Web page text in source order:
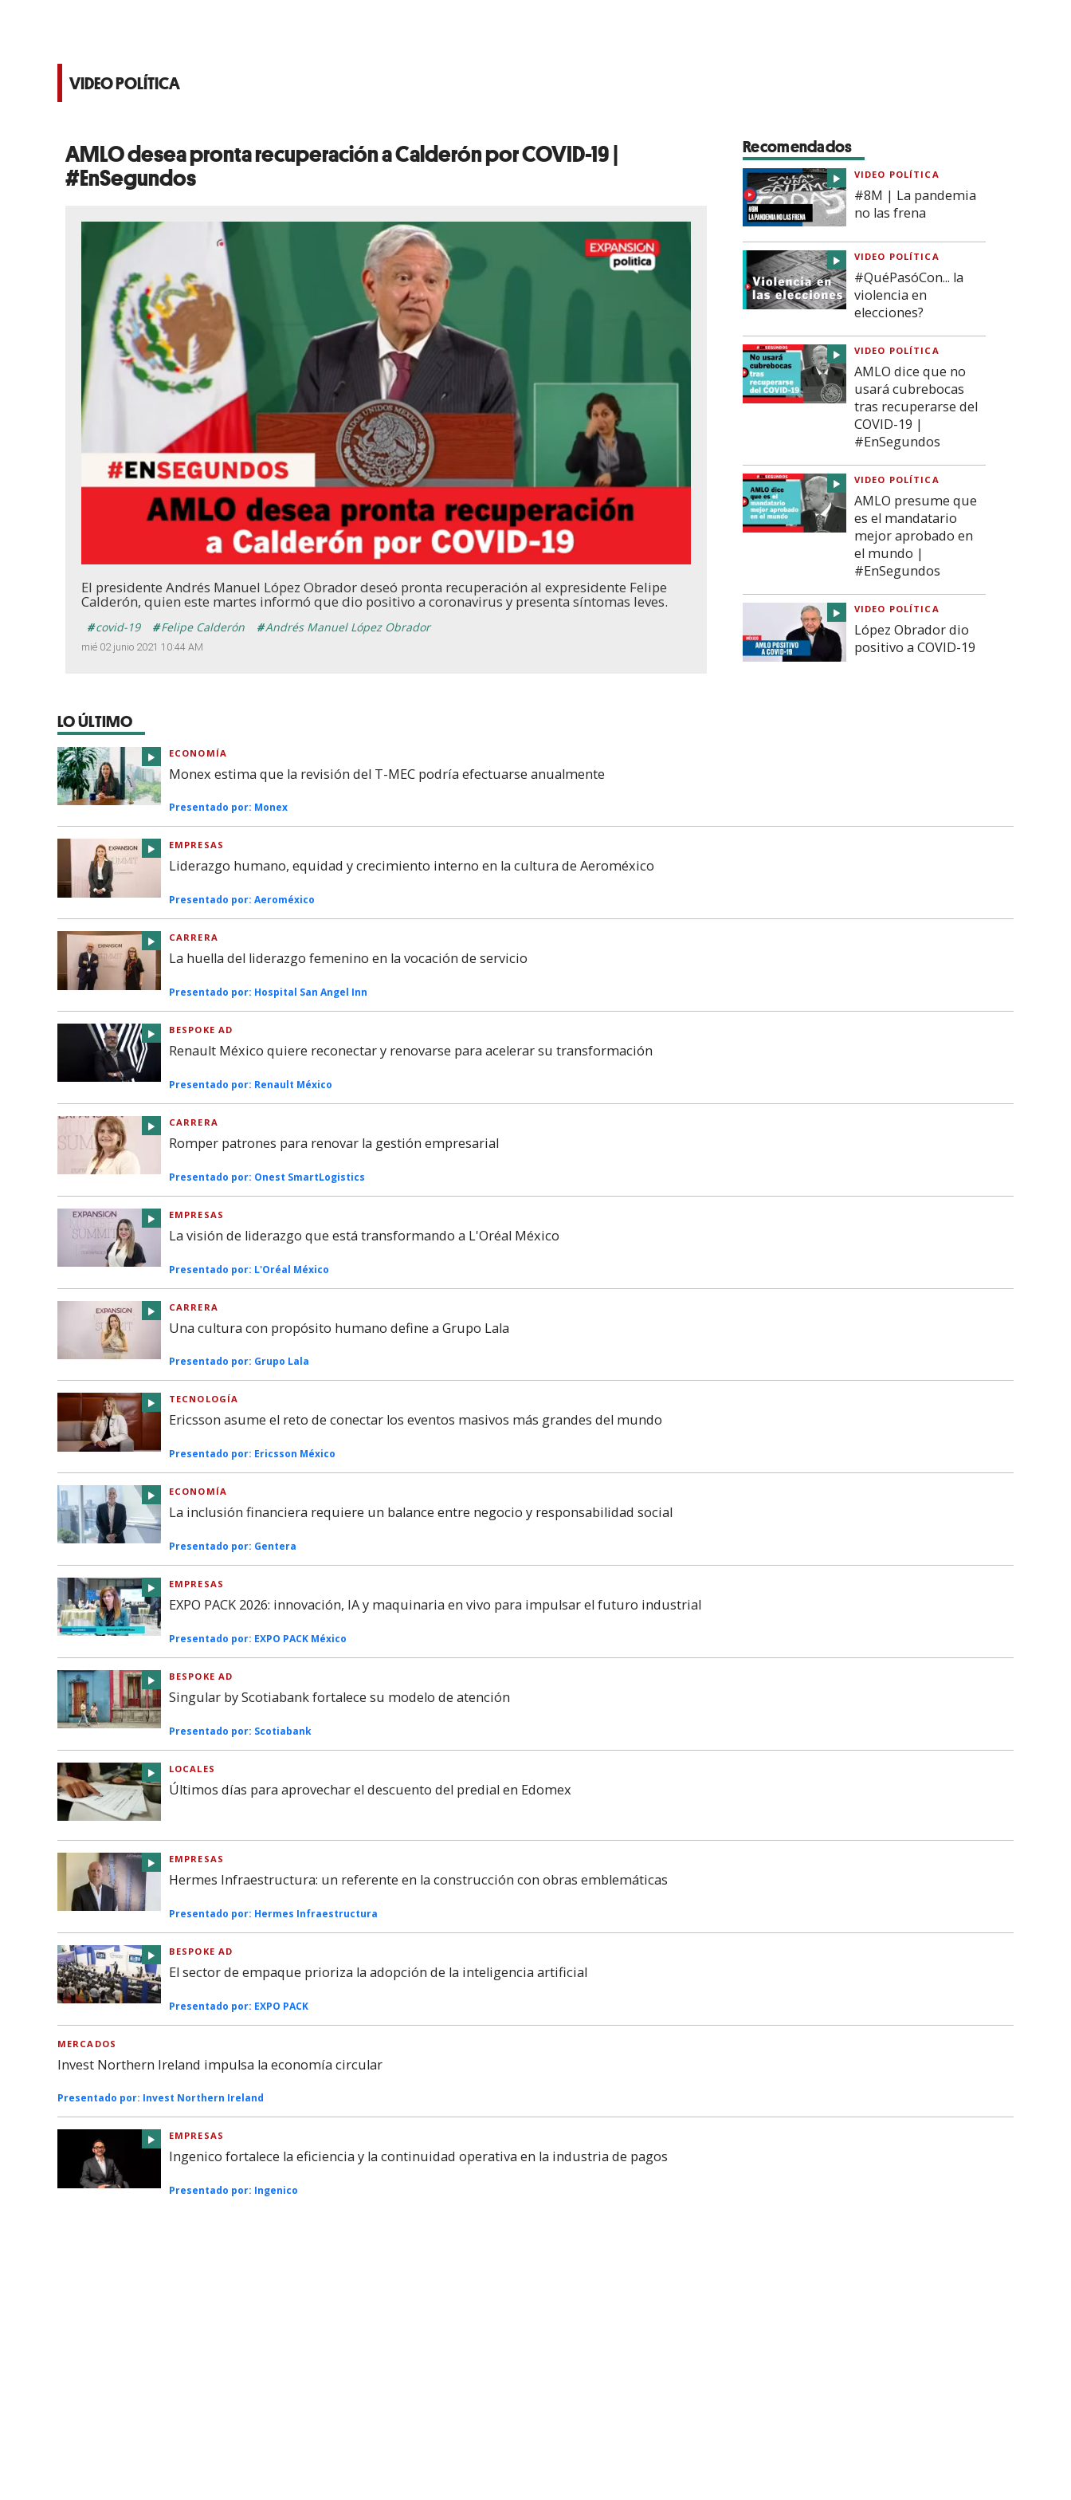
VIDEO POLÍTICA
AMLO desea pronta recuperación a Calderón por COVID-19 |
#EnSegundos
Loaded:
100.00%
mié 02 junio 2021 10:44 AM
El presidente Andrés Manuel López Obrador deseó pronta recuperación al expresidente Felipe
Calderón, quien este martes informó que dio positivo a coronavirus y presenta síntomas leves.
covid-19 Felipe Calderón Andrés Manuel López Obrador
Recomendados
VIDEO POLÍTICA
#8M | La pandemia
no las frena
VIDEO POLÍTICA
#QuéPasóCon... la
violencia en
elecciones?
VIDEO POLÍTICA
AMLO dice que no
usará cubrebocas
tras recuperarse del
COVID-19 |
#EnSegundos
VIDEO POLÍTICA
AMLO presume que
es el mandatario
mejor aprobado en
el mundo |
#EnSegundos
VIDEO POLÍTICA
López Obrador dio
positivo a COVID-19
LO ÚLTIMO
ECONOMÍA
Monex estima que la revisión del T-MEC podría efectuarse anualmente
Presentado por: Monex
EMPRESAS
Liderazgo humano, equidad y crecimiento interno en la cultura de Aeroméxico
Presentado por: Aeroméxico
CARRERA
La huella del liderazgo femenino en la vocación de servicio
Presentado por: Hospital San Angel Inn
BESPOKE AD
Renault México quiere reconectar y renovarse para acelerar su transformación
Presentado por: Renault México
CARRERA
Romper patrones para renovar la gestión empresarial
Presentado por: Onest SmartLogistics
EMPRESAS
La visión de liderazgo que está transformando a L'Oréal México
Presentado por: L'Oréal México
CARRERA
Una cultura con propósito humano define a Grupo Lala
Presentado por: Grupo Lala
TECNOLOGÍA
Ericsson asume el reto de conectar los eventos masivos más grandes del mundo
Presentado por: Ericsson México
ECONOMÍA
La inclusión financiera requiere un balance entre negocio y responsabilidad social
Presentado por: Gentera
EMPRESAS
EXPO PACK 2026: innovación, IA y maquinaria en vivo para impulsar el futuro industrial
Presentado por: EXPO PACK México
BESPOKE AD
Singular by Scotiabank fortalece su modelo de atención
Presentado por: Scotiabank
LOCALES
Últimos días para aprovechar el descuento del predial en Edomex
EMPRESAS
Hermes Infraestructura: un referente en la construcción con obras emblemáticas
Presentado por: Hermes Infraestructura
BESPOKE AD
El sector de empaque prioriza la adopción de la inteligencia artificial
Presentado por: EXPO PACK
MERCADOS
Invest Northern Ireland impulsa la economía circular
Presentado por: Invest Northern Ireland
EMPRESAS
Ingenico fortalece la eficiencia y la continuidad operativa en la industria de pagos
Presentado por: Ingenico